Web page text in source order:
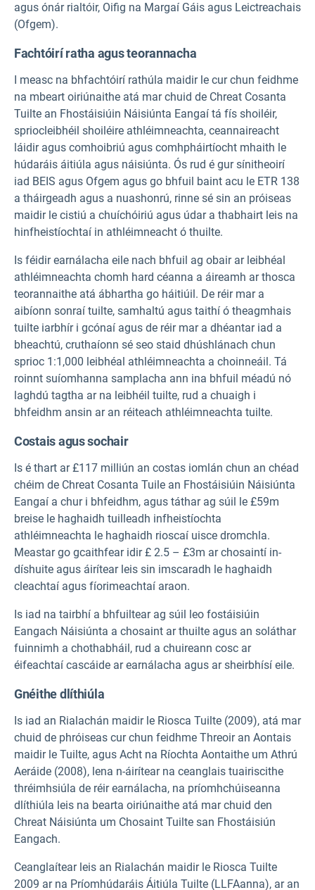
agus ónár rialtóir, Oifig na Margaí Gáis agus Leictreachais
(Ofgem).
Fachtóirí ratha agus teorannacha
I measc na bhfachtóirí rathúla maidir le cur chun feidhme
na mbeart oiriúnaithe atá mar chuid de Chreat Cosanta
Tuilte an Fhostáisiúin Náisiúnta Eangaí tá fís shoiléir,
spriocleibhéil shoiléire athléimneachta, ceannaireacht
láidir agus comhoibriú agus comhpháirtíocht mhaith le
húdaráis áitiúla agus náisiúnta. Ós rud é gur sínitheoirí
iad BEIS agus Ofgem agus go bhfuil baint acu le ETR 138
a tháirgeadh agus a nuashonrú, rinne sé sin an próiseas
maidir le cistiú a chuíchóiriú agus údar a thabhairt leis na
hinfheistíochtaí in athléimneacht ó thuilte.
Is féidir earnálacha eile nach bhfuil ag obair ar leibhéal
athléimneachta chomh hard céanna a áireamh ar thosca
teorannaithe atá ábhartha go háitiúil. De réir mar a
aibíonn sonraí tuilte, samhaltú agus taithí ó theagmhais
tuilte iarbhír i gcónaí agus de réir mar a dhéantar iad a
bheachtú, cruthaíonn sé seo staid dhúshlánach chun
sprioc 1:1,000 leibhéal athléimneachta a choinneáil. Tá
roinnt suíomhanna samplacha ann ina bhfuil méadú nó
laghdú tagtha ar na leibhéil tuilte, rud a chuaigh i
bhfeidhm ansin ar an réiteach athléimneachta tuilte.
Costais agus sochair
Is é thart ar £117 milliún an costas iomlán chun an chéad
chéim de Chreat Cosanta Tuile an Fhostáisiúin Náisiúnta
Eangaí a chur i bhfeidhm, agus táthar ag súil le £59m
breise le haghaidh tuilleadh infheistíochta
athléimneachta le haghaidh rioscaí uisce dromchla.
Meastar go gcaithfear idir £ 2.5 – £3m ar chosaintí in-
díshuite agus áirítear leis sin imscaradh le haghaidh
cleachtaí agus fíorimeachtaí araon.
Is iad na tairbhí a bhfuiltear ag súil leo fostáisiúin
Eangach Náisiúnta a chosaint ar thuilte agus an soláthar
fuinnimh a chothabháil, rud a chuireann cosc ar
éifeachtaí cascáide ar earnálacha agus ar sheirbhísí eile.
Gnéithe dlíthiúla
Is iad an Rialachán maidir le Riosca Tuilte (2009), atá mar
chuid de phróiseas cur chun feidhme Threoir an Aontais
maidir le Tuilte, agus Acht na Ríochta Aontaithe um Athrú
Aeráide (2008), lena n-áirítear na ceanglais tuairiscithe
thréimhsiúla de réir earnálacha, na príomhchúiseanna
dlíthiúla leis na bearta oiriúnaithe atá mar chuid den
Chreat Náisiúnta um Chosaint Tuilte san Fhostáisiún
Eangach.
Ceanglaítear leis an Rialachán maidir le Riosca Tuilte
2009 ar na Príomhúdaráis Áitiúla Tuilte (LLFAanna), ar an